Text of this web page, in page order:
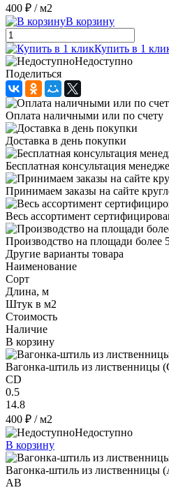
400 ₽ / м2
В корзину
Купить в 1
Недоступно
Поделиться
Оплата наличными или по счету
Доставка в день покупки
Бесплатная консультация
Принимаем заказы на сайте
Весь ассортимент
Производство на площади более
Другие варианты товара
Наименование
Сорт
Длина, м
Штук в м2
Стоимость
Наличие
В корзину
Вагонка-штиль из лиственницы
CD
0.5
14.8
400 ₽ / м2
Недоступно
В корзину
Вагонка-штиль из лиственницы
AB